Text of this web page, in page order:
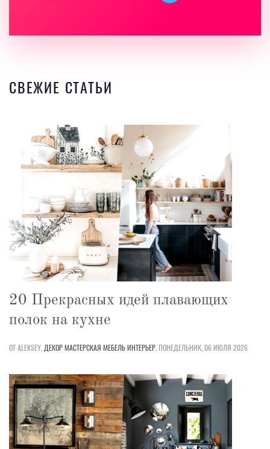
СВЕЖИЕ СТАТЬИ
20 Прекрасных идей плавающих
полок на кухне
ОТ ALEKSEY, ДЕКОРМАСТЕРСКАЯ МЕБЕЛЬИНТЕРЬЕР,ПОНЕДЕЛЬНИК, 06 ИЮЛЯ 2026